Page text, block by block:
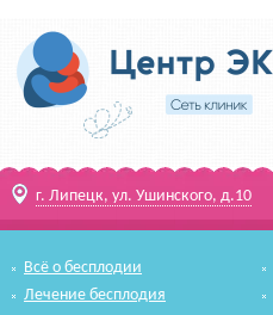
г. Липецк, ул. Ушинского, д.10
Всё о бесплодии
Лечение бесплодия